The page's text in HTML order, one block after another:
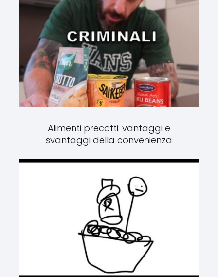
Alimenti precotti: vantaggi e
svantaggi della convenienza